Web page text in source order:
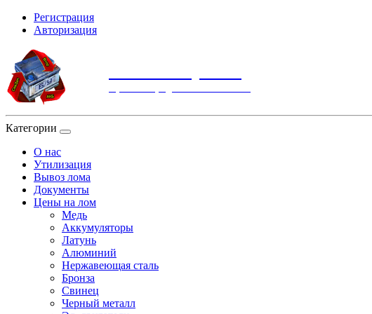
Регистрация
Авторизация
Категории
О нас
Утилизация
Вывоз лома
Документы
Цены на лом
Медь
Аккумуляторы
Латунь
Алюминий
Нержавеющая сталь
Бронза
Свинец
Черный металл